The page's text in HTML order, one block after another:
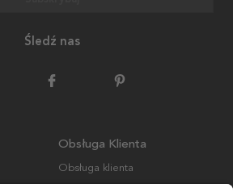
Śledź nas
Obsługa Klienta
Obsługa klienta